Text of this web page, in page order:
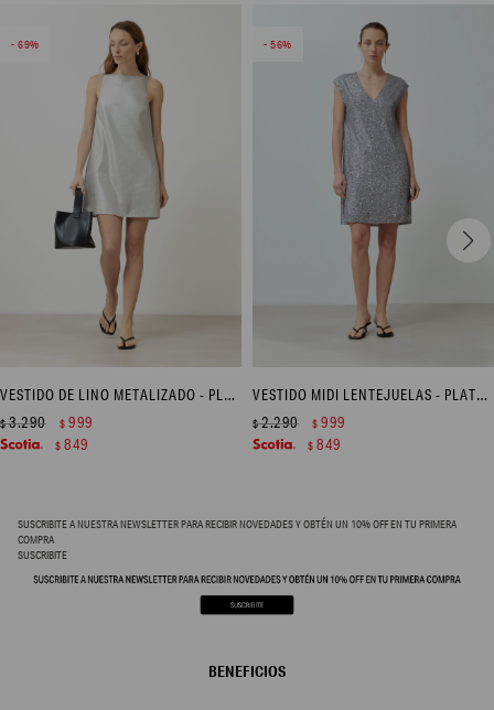
69
VESTIDO DE LINO METALIZADO - PLATEADO
$3.290 $ 999
$ 849
56
VESTIDO MIDI LENTEJUELAS - PLATEADO
$2.290 $ 999
$ 849
SUSCRIBITE A NUESTRA NEWSLETTER PARA RECIBIR NOVEDADES Y OBTÉN UN 10% OFF EN TU PRIMERA
COMPRA
SUSCRIBITE
BENEFICIOS